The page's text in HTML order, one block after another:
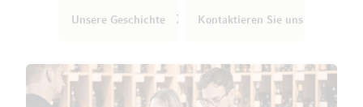
Unsere Geschichte Kontaktieren Sie uns